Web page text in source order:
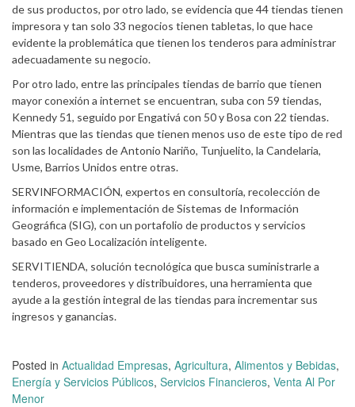
de sus productos, por otro lado, se evidencia que 44 tiendas tienen
impresora y tan solo 33 negocios tienen tabletas, lo que hace
evidente la problemática que tienen los tenderos para administrar
adecuadamente su negocio.
Por otro lado, entre las principales tiendas de barrio que tienen
mayor conexión a internet se encuentran, suba con 59 tiendas,
Kennedy 51, seguido por Engativá con 50 y Bosa con 22 tiendas.
Mientras que las tiendas que tienen menos uso de este tipo de red
son las localidades de Antonio Nariño, Tunjuelito, la Candelaria,
Usme, Barrios Unidos entre otras.
SERVINFORMACIÓN, expertos en consultoría, recolección de
información e implementación de Sistemas de Información
Geográfica (SIG), con un portafolio de productos y servicios
basado en Geo Localización inteligente.
SERVITIENDA, solución tecnológica que busca suministrarle a
tenderos, proveedores y distribuidores, una herramienta que
ayude a la gestión integral de las tiendas para incrementar sus
ingresos y ganancias.
Posted in Actualidad Empresas, Agricultura, Alimentos y Bebidas,
Energía y Servicios Públicos, Servicios Financieros, Venta Al Por
Menor